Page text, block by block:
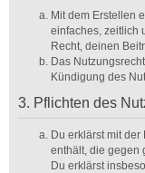
Mit dem Erstellen
einfaches, zeitlich
Recht, deinen
Das
Kündigung des
3. Pflichten des
Du erklärst mit
enthält, die gegen
Du erklärst